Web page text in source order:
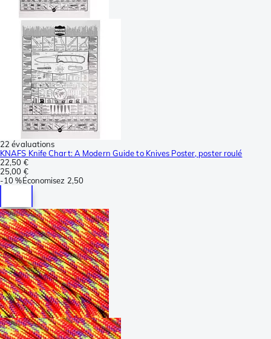
22 évaluations
KNAFS Knife Chart: A Modern Guide to Knives Poster, poster roulé
22,50 €
25,00 €
-10 %Économisez 2,50